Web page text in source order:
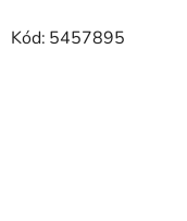
Kód: 5457895